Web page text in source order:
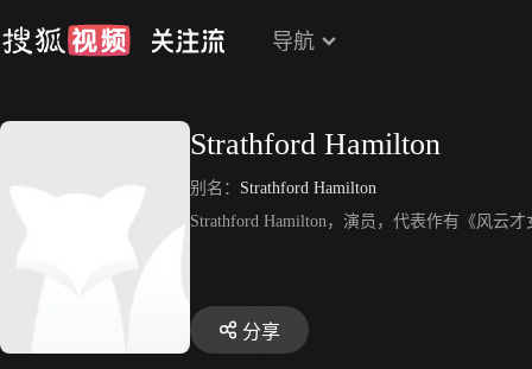
导航
Strathford Hamilton
别名： Strathford Hamilton
Strathford Hamilton，演员，代表作有《风云才
分享